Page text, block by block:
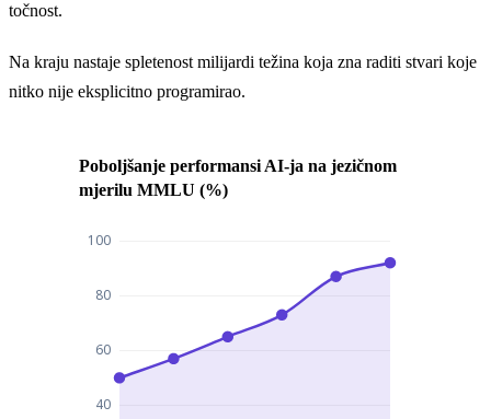
točnost.
Na kraju nastaje spletenost milijardi težina koja zna raditi stvari koje
nitko nije eksplicitno programirao.
Poboljšanje performansi AI-ja na jezičnom
mjerilu MMLU (%)